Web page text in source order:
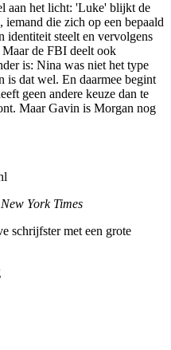
aan het licht: 'Luke' blijkt de
die zich op een bepaald
identiteit steelt en vervolgens
de FBI deelt ook
is: Nina was niet het type
dat wel. En daarmee begint
geen andere keuze dan te
Maar Gavin is Morgan nog
York Times
schrijfster met een grote